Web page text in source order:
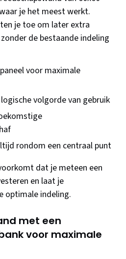
je het meest werkt.
je toe om later extra
de bestaande indeling
voor maximale
volgorde van gebruik
rondom een centraal punt
dat je meteen een
en laat je
optimale indeling.
met een
voor maximale